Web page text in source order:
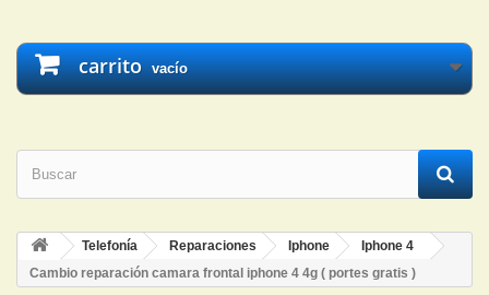
carrito vacío
Telefonía Reparaciones Iphone
Iphone 4
Cambio reparación camara frontal iphone 4 4g ( portes gratis )